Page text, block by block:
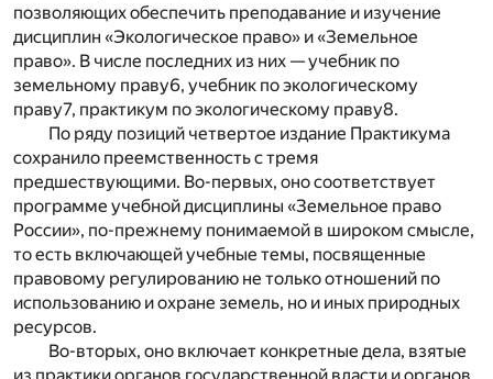
позволяющих обеспечить преподавание и изучение
дисциплин «Экологическое право» и «Земельное
право». В числе последних из них — учебник по
земельному праву6, учебник по экологическому
праву7, практикум по экологическому праву8.
По ряду позиций четвертое издание Практикума
сохранило преемственность с тремя
предшествующими. Во-первых, оно соответствует
программе учебной дисциплины «Земельное право
России», по-прежнему понимаемой в широком смысле,
то есть включающей учебные темы, посвященные
правовому регулированию не только отношений по
использованию и охране земель, но и иных природных
ресурсов.
Во-вторых, оно включает конкретные дела, взятые